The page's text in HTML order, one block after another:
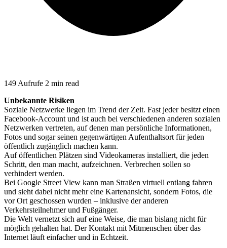
149 Aufrufe 2 min read
Unbekannte Risiken
Soziale Netzwerke liegen im Trend der Zeit. Fast jeder besitzt einen
Facebook-Account und ist auch bei verschiedenen anderen sozialen
Netzwerken vertreten, auf denen man persönliche Informationen,
Fotos und sogar seinen gegenwärtigen Aufenthaltsort für jeden
öffentlich zugänglich machen kann.
Auf öffentlichen Plätzen sind Videokameras installiert, die jeden
Schritt, den man macht, aufzeichnen. Verbrechen sollen so
verhindert werden.
Bei Google Street View kann man Straßen virtuell entlang fahren
und sieht dabei nicht mehr eine Kartenansicht, sondern Fotos, die
vor Ort geschossen wurden – inklusive der anderen
Verkehrsteilnehmer und Fußgänger.
Die Welt vernetzt sich auf eine Weise, die man bislang nicht für
möglich gehalten hat. Der Kontakt mit Mitmenschen über das
Internet läuft einfacher und in Echtzeit.